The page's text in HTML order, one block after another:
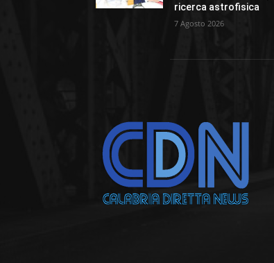
ricerca astrofisica
7 Agosto 2026